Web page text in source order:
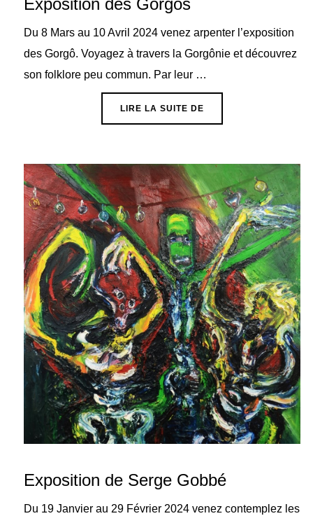
Exposition des Gorgôs
Du 8 Mars au 10 Avril 2024 venez arpenter l’exposition
des Gorgô. Voyagez à travers la Gorgônie et découvrez
son folklore peu commun. Par leur …
LIRE LA SUITE DE
Exposition de Serge Gobbé
Du 19 Janvier au 29 Février 2024 venez contemplez les